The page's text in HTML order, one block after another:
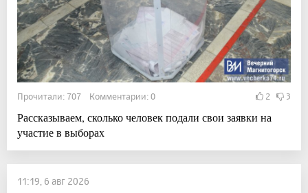
Прочитали: 707 Комментарии: 0 2 3
Рассказываем, сколько человек подали свои заявки на
участие в выборах
11:19, 6 авг 2026